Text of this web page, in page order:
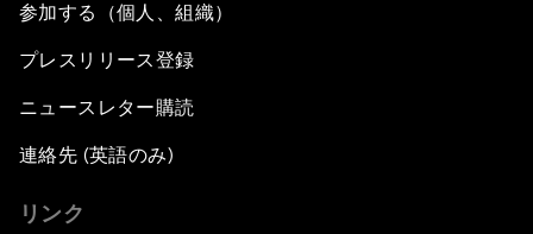
参加する（個人、組織）
プレスリリース登録
ニュースレター購読
連絡先 (英語のみ)
リンク